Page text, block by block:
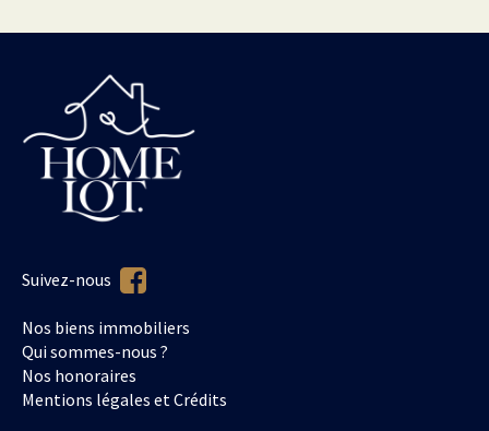
Suivez-nous
Nos biens immobiliers
Qui sommes-nous ?
Nos honoraires
Mentions légales et Crédits